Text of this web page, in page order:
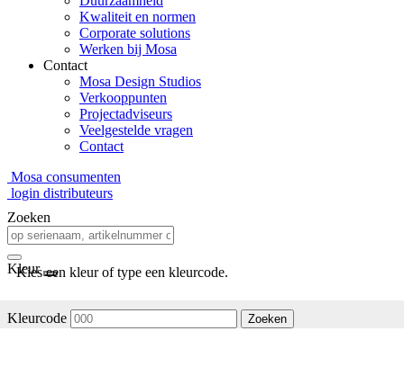
Kwaliteit en normen
Corporate solutions
Werken bij Mosa
Contact
Mosa Design Studios
Verkooppunten
Projectadviseurs
Veelgestelde vragen
Contact
Mosa consumenten
login distributeurs
Zoeken
Kleur
Kies een kleur of type een kleurcode.
Kleurcode Zoeken